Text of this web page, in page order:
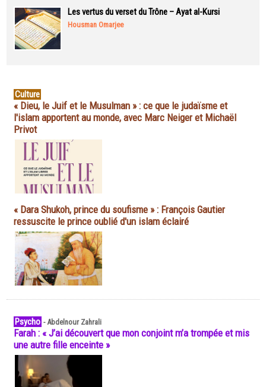
Les vertus du verset du Trône – Ayat al-Kursi
Housman Omarjee
Culture
« Dieu, le Juif et le Musulman » : ce que le judaïsme et
l'islam apportent au monde, avec Marc Neiger et Michaël
Privot
« Dara Shukoh, prince du soufisme » : François Gautier
ressuscite le prince oublié d'un islam éclairé
Psycho -Abdelnour Zahrali
Farah : « J’ai découvert que mon conjoint m’a trompée et mis
une autre fille enceinte »